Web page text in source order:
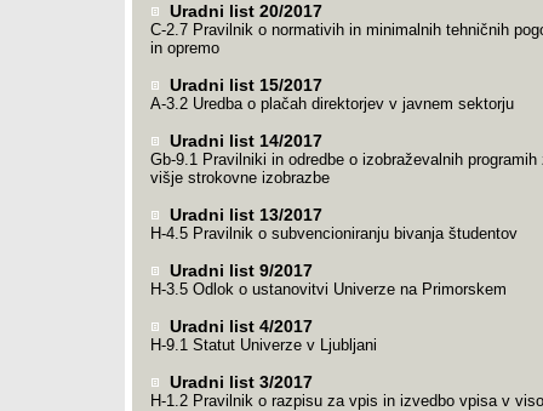
Uradni list 20/2017
C-2.7 Pravilnik o normativih in minimalnih tehničnih
in opremo
Uradni list 15/2017
A-3.2 Uredba o plačah direktorjev v javnem sektorju
Uradni list 14/2017
Gb-9.1 Pravilniki in odredbe o izobraževalnih programih
višje strokovne izobrazbe
Uradni list 13/2017
H-4.5 Pravilnik o subvencioniranju bivanja študentov
Uradni list 9/2017
H-3.5 Odlok o ustanovitvi Univerze na Primorskem
Uradni list 4/2017
H-9.1 Statut Univerze v Ljubljani
Uradni list 3/2017
H-1.2 Pravilnik o razpisu za vpis in izvedbo vpisa v